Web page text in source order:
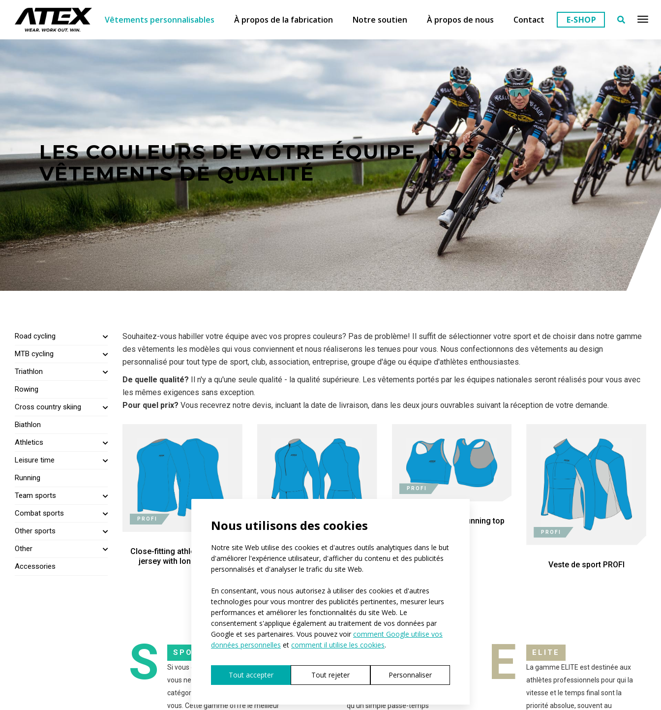
Nous utilisons des cookies
Notre site Web utilise des cookies et d'autres outils analytiques dans le but
d'améliorer l'expérience utilisateur, d'afficher du contenu et des publicités
personnalisés et d'analyser le trafic du site Web.
En consentant, vous nous autorisez à utiliser des cookies et d'autres
technologies pour vous montrer des publicités pertinentes, mesurer leurs
performances et améliorer les fonctionnalités du site Web. Le
consentement s'applique également au traitement de vos données par
Google et ses partenaires. Vous pouvez voircomment Google utilise vos
données personnelles et comment il utilise les cookies.
Tout accepter Tout rejeter Personnaliser
Vêtements personnalisables À propos de la fabrication Notre soutien À propos de nous Contact E-SHOP
LES COULEURS DE VOTRE ÉQUIPE, NOS
VÊTEMENTS DE QUALITÉ
Road cycling
MTB cycling
Triathlon
Rowing
Cross country skiing
Biathlon
Athletics
Leisure time
Running
Team sports
Combat sports
Other sports
Other
Accessories
Souhaitez-vous habiller votre équipe avec vos propres couleurs? Pas de problème! Il suffit de sélectionner votre sport et de choisir dans notre gamme
des vêtements les modèles qui vous conviennent et nous réaliserons les tenues pour vous. Nous confectionnons des vêtements au design
personnalisé pour tout type de sport, club, association, entreprise, groupe d'âge ou équipe d'athlètes enthousiastes.
De quelle qualité? Il n'y a qu'une seule qualité - la qualité supérieure. Les vêtements portés par les équipes nationales seront réalisés pour vous avec
les mêmes exigences sans exception.
Pour quel prix? Vous recevrez notre devis, incluant la date de livraison, dans les deux jours ouvrables suivant la réception de votre demande.
PROFI
Close-fitting athletic-running
jersey with long sleeves
ELITE
Combinaisons de produits ELITE
PROFI
Women's athletic-running top
PROFI
Veste de sport PROFI
S SPORT
Si vous débutez dans le sport et que
vous ne savez pas quoi porter, la
catégorie SPORT est faite pour
vous. Cette gamme offre le meilleur
P
Les vêtements de la gamme PROFI
conviennent à tous les sportifs qui
qu'un simple passe-temps
E ELITE
La gamme ELITE est destinée aux
athlètes professionnels pour qui la
vitesse et le temps final sont la
priorité absolue, souvent au